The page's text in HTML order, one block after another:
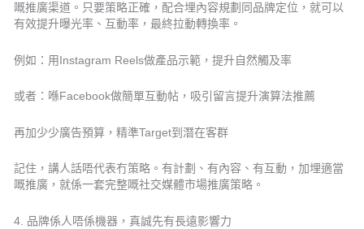
嘅推廣渠道。只要策略正確，配合埋內容規劃同品牌定位，就可以
有效提升曝光率、互動率，最終拉動轉換率。
例如：用Instagram Reels做產品示範，提升自然觸及率
或者：喺Facebook做簡單互動帖，吸引留言提升演算法推薦
再加少少廣告預算，精準Target到潛在客群
記住，講人話唔代表冇策略。有計劃、有內容、有互動，加埋適當
嘅推廣，就係一套完整嘅社交媒體市場推廣策略。
4. 品牌係人唔係機器，真誠先有長遠影響力